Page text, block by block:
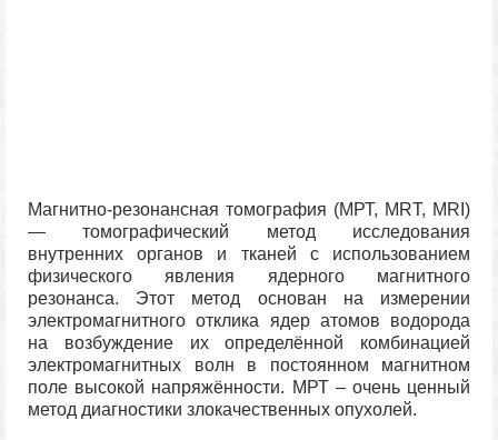
Магнитно-резонансная томография (МРТ, MRT, MRI)
— томографический метод исследования
внутренних органов и тканей с использованием
физического явления ядерного магнитного
резонанса. Этот метод основан на измерении
электромагнитного отклика ядер атомов водорода
на возбуждение их определённой комбинацией
электромагнитных волн в постоянном магнитном
поле высокой напряжённости. МРТ – очень ценный
метод диагностики злокачественных опухолей.